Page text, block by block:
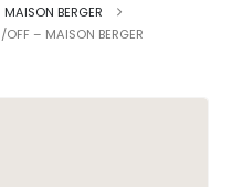
MAISON BERGER
– MAISON BERGER